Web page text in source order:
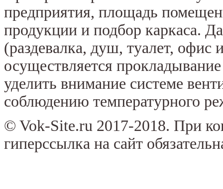
предприятия, площадь
продукции и подбор каркаса.
(раздевалка, душ, туалет,
осуществляется
уделить внимание системе
соблюдению температурного
© Vok-Site.ru 2017-2018. При
гиперссылка на сайт